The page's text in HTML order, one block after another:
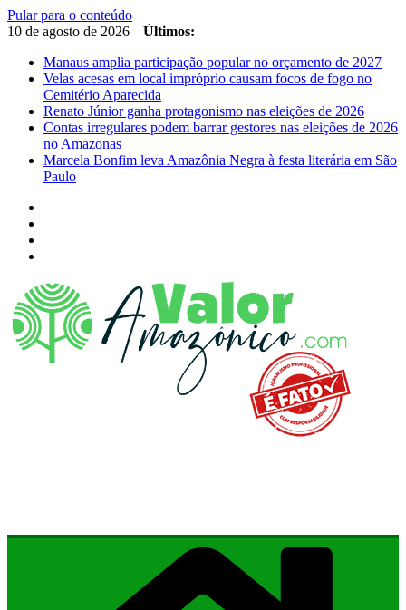
Pular para o conteúdo
10 de agosto de 2026
Últimos:
Manaus amplia participação popular no orçamento de 2027
Velas acesas em local impróprio causam focos de fogo no
Cemitério Aparecida
Renato Júnior ganha protagonismo nas eleições de 2026
Contas irregulares podem barrar gestores nas eleições de 2026
no Amazonas
Marcela Bonfim leva Amazônia Negra à festa literária em São
Paulo